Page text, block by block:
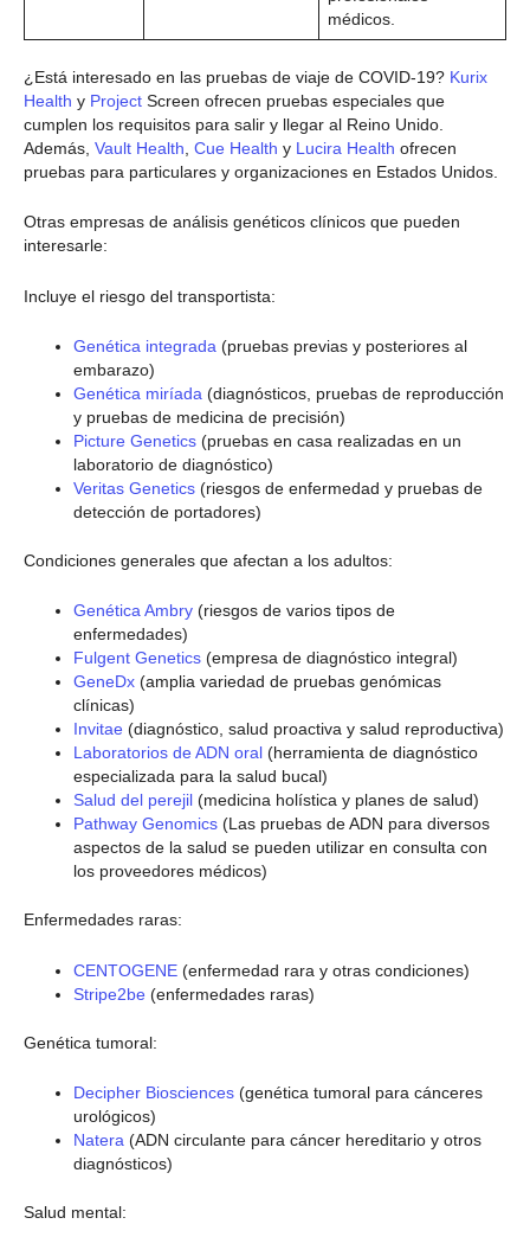
médicos.
¿Está interesado en las pruebas de viaje de COVID-19? Kurix
Health y Project Screen ofrecen pruebas especiales que
cumplen los requisitos para salir y llegar al Reino Unido.
Además, Vault Health Cue Health y Lucira Health ofrecen
pruebas para particulares y organizaciones en Estados Unidos.
Otras empresas de análisis genéticos clínicos que pueden
interesarle:
Incluye el riesgo del transportista:
Genética integrada (pruebas previas y posteriores al
embarazo)
Genética miríada (diagnósticos, pruebas de reproducción
y pruebas de medicina de precisión)
Picture Genetics (pruebas en casa realizadas en un
laboratorio de diagnóstico)
Veritas Genetics (riesgos de enfermedad y pruebas de
detección de portadores)
Condiciones generales que afectan a los adultos:
Genética Ambry (riesgos de varios tipos de
enfermedades)
Fulgent Genetics (empresa de diagnóstico integral)
GeneDx (amplia variedad de pruebas genómicas
clínicas)
Invitae (diagnóstico, salud proactiva y salud reproductiva)
Laboratorios de ADN oral (herramienta de diagnóstico
especializada para la salud bucal)
Salud del perejil (medicina holística y planes de salud)
Pathway Genomics (Las pruebas de ADN para diversos
aspectos de la salud se pueden utilizar en consulta con
los proveedores médicos)
Enfermedades raras:
CENTOGENE (enfermedad rara y otras condiciones)
Stripe2be (enfermedades raras)
Genética tumoral:
Decipher Biosciences (genética tumoral para cánceres
urológicos)
Natera (ADN circulante para cáncer hereditario y otros
diagnósticos)
Salud mental: